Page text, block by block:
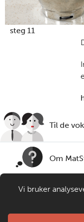
steg 11
Til de
Om
Kontakt
Vi bruker
nettsider.
gir oss grunnlag